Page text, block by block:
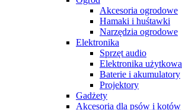
Akcesoria ogrodowe
Hamaki i huśtawki
Narzędzia ogrodowe
Elektronika
Sprzęt audio
Elektronika użytkowa
Baterie i akumulatory
Projektory
Gadżety
Akcesoria dla psów i kotów